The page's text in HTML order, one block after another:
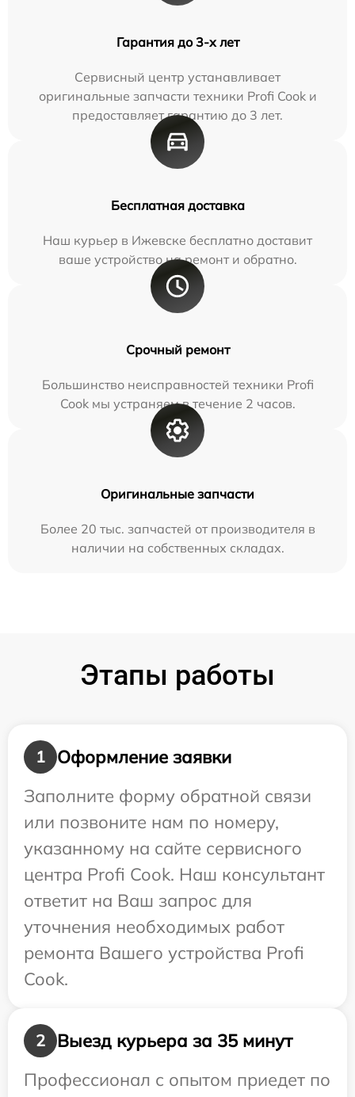
Гарантия до 3-х лет
Сервисный центр устанавливает
оригинальные запчасти техники Profi Cook и
предоставляет гарантию до 3 лет.
Бесплатная доставка
Наш курьер в Ижевске бесплатно доставит
ваше устройство на ремонт и обратно.
Срочный ремонт
Большинство неисправностей техники Profi
Cook мы устраняем в течение 2 часов.
Оригинальные запчасти
Более 20 тыс. запчастей от производителя в
наличии на собственных складах.
Этапы работы
1
Оформление заявки
Заполните форму обратной связи
или позвоните нам по номеру,
указанному на сайте сервисного
центра Profi Cook. Наш консультант
ответит на Ваш запрос для
уточнения необходимых работ
ремонта Вашего устройства Profi
Cook.
2
Выезд курьера за 35 минут
Профессионал с опытом приедет по